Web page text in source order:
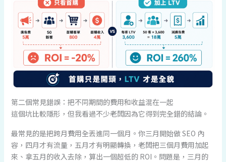
第二個常見錯誤：把不同期間的費用和收益混在一起
這個坑比較隱形，但我看過不少老闆因為它得到完全錯的結論。
最常見的是把跨月費用全丟進同一個月。你三月開始做 SEO 內
容，四月才有流量，五月才有明顯轉換，老闆把三個月費用加起
來、拿五月的收入去除，算出一個超低的 ROI。問題是，三月的